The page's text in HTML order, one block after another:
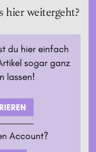
hier weitergeht?
du hier einfach
sogar ganz
lassen!
Account?